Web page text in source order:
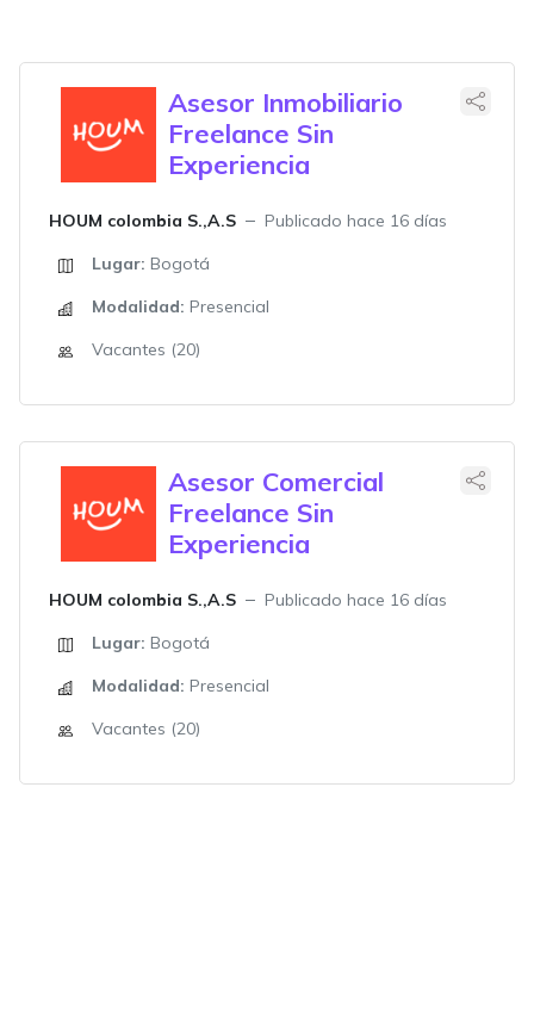
Asesor Inmobiliario
Freelance Sin
Experiencia
HOUM colombia S.,A.S
Publicado hace 16 días
Lugar: Bogotá
Modalidad: Presencial
Vacantes (20)
Asesor Comercial
Freelance Sin
Experiencia
HOUM colombia S.,A.S
Publicado hace 16 días
Lugar: Bogotá
Modalidad: Presencial
Vacantes (20)